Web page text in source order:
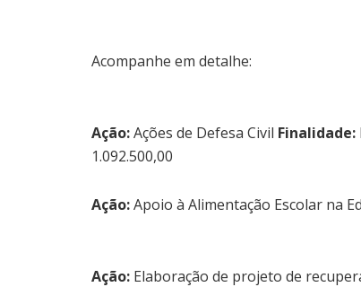
Acompanhe em detalhe:
Ação:Ações de Defesa Civil Finalidade:
1.092.500,00
Ação:Apoio à Alimentação Escolar na
Ação: Elaboração de projeto de